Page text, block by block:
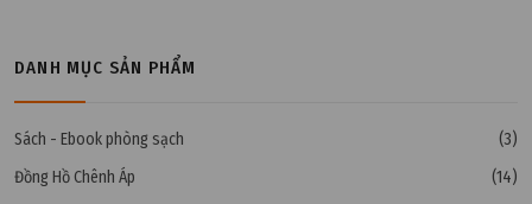
DANH MỤC SẢN PHẨM
Sách - Ebook phòng sạch
(3)
Đồng Hồ Chênh Áp
(14)